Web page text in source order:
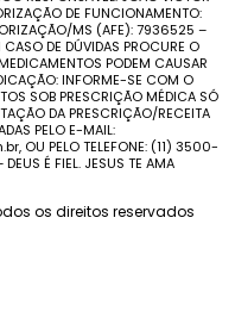
DE FUNCIONAMENTO:
MS (AFE): 7936525 –
DE DÚVIDAS PROCURE O
PODEM CAUSAR
INFORME-SE COM O
SOB PRESCRIÇÃO MÉDICA SÓ
DA PRESCRIÇÃO/RECEITA
PELO E-MAIL:
PELO TELEFONE: (11) 3500-
É FIEL. JESUS TE AMA
os direitos reservados